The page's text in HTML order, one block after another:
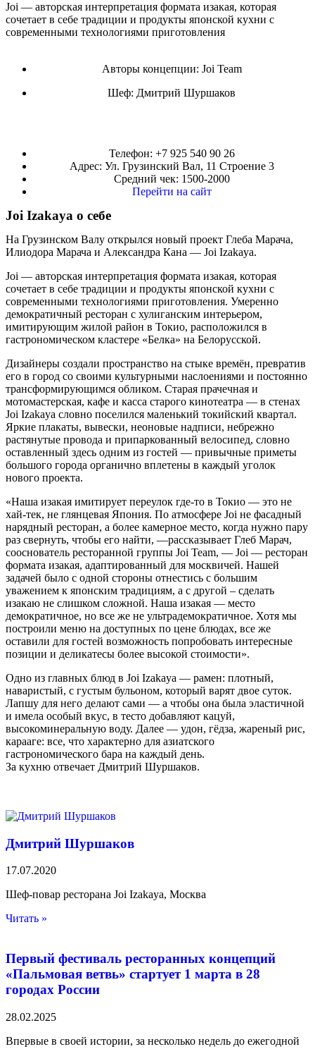
Joi — авторская интерпретация формата изакая, которая
сочетает в себе традиции и продукты японской кухни с
современными технологиями приготовления
Авторы концепции: Joi Team
Шеф: Дмитрий Шуршаков
Телефон: +7 925 540 90 26
Адрес: Ул. Грузинский Вал, 11 Строение 3
Средний чек: 1500-2000
Перейти на сайт
Joi Izakaya о себе
На Грузинском Валу открылся новый проект Глеба Марача,
Илиодора Марача и Александра Кана — Joi Izakaya.
Joi — авторская интерпретация формата изакая, которая
сочетает в себе традиции и продукты японской кухни с
современными технологиями приготовления. Умеренно
демократичный ресторан с хулиганским интерьером,
имитирующим жилой район в Токио, расположился в
гастрономическом кластере «Белка» на Белорусской.
Дизайнеры создали пространство на стыке времён, превратив
его в город со своими культурными наслоениями и постоянно
трансформирующимся обликом. Старая прачечная и
мотомастерская, кафе и касса старого кинотеатра — в стенах
Joi Izakayа словно поселился маленький токийский квартал.
Яркие плакаты, вывески, неоновые надписи, небрежно
растянутые провода и припаркованный велосипед, словно
оставленный здесь одним из гостей — привычные приметы
большого города органично вплетены в каждый уголок
нового проекта.
«Наша изакая имитирует переулок где-то в Токио — это не
хай-тек, не глянцевая Япония. По атмосфере Joi не фасадный
нарядный ресторан, а более камерное место, когда нужно пару
раз свернуть, чтобы его найти, —рассказывает Глеб Марач,
сооснователь ресторанной группы Joi Team, — Joi — ресторан
формата изакая, адаптированный для москвичей. Нашей
задачей было с одной стороны отнестись с большим
уважением к японским традициям, а с другой – сделать
изакаю не слишком сложной. Наша изакая — место
демократичное, но все же не ультрадемократичное. Хотя мы
построили меню на доступных по цене блюдах, все же
оставили для гостей возможность попробовать интересные
позиции и деликатесы более высокой стоимости».
Одно из главных блюд в Joi Izakaya — рамен: плотный,
наваристый, с густым бульоном, который варят двое суток.
Лапшу для него делают сами — а чтобы она была эластичной
и имела особый вкус, в тесто добавляют кацуй,
высокоминеральную воду. Далее — удон, гёдза, жареный рис,
карааге: все, что характерно для азиатского
гастрономического бара на каждый день.
За кухню отвечает Дмитрий Шуршаков.
Дмитрий Шуршаков
17.07.2020
Шеф-повар ресторана Joi Izakaya, Москва
Читать »
Первый фестиваль ресторанных концепций
«Пальмовая ветвь» стартует 1 марта в 28
городах России
28.02.2025
Впервые в своей истории, за несколько недель до ежегодной